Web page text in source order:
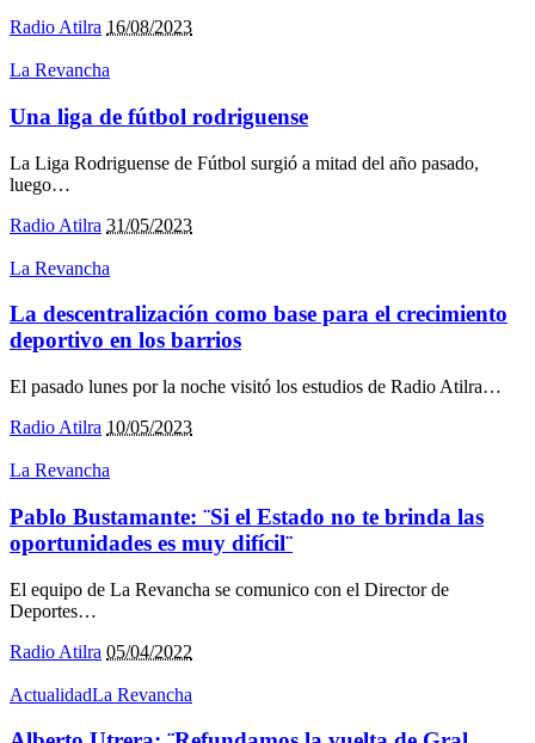
Radio Atilra 16/08/2023
La Revancha
Una liga de fútbol rodriguense
La Liga Rodriguense de Fútbol surgió a mitad del año pasado,
luego…
Radio Atilra 31/05/2023
La Revancha
La descentralización como base para el crecimiento
deportivo en los barrios
El pasado lunes por la noche visitó los estudios de Radio Atilra…
Radio Atilra 10/05/2023
La Revancha
Pablo Bustamante: ¨Si el Estado no te brinda las
oportunidades es muy difícil¨
El equipo de La Revancha se comunico con el Director de
Deportes…
Radio Atilra 05/04/2022
ActualidadLa Revancha